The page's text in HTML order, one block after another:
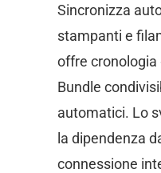
Sincronizza
stampanti e
offre cronologia
Bundle
automatici. Lo
la dipendenza
connessione